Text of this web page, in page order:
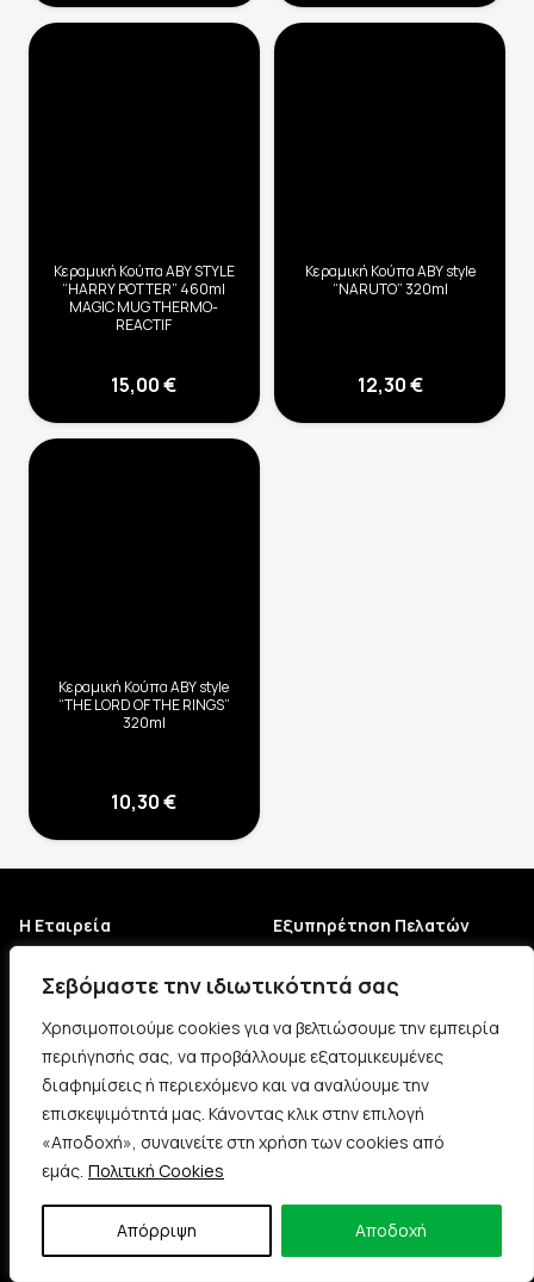
Σεβόμαστε την ιδιωτικότητά σας
Χρησιμοποιούμε cookies για να βελτιώσουμε την εμπειρία
περιήγησής σας, να προβάλλουμε εξατομικευμένες
διαφημίσεις ή περιεχόμενο και να αναλύουμε την
επισκεψιμότητά μας. Κάνοντας κλικ στην επιλογή
«Αποδοχή», συναινείτε στη χρήση των cookies από
εμάς. Πολιτική Cookies
Απόρριψη Αποδοχή
Κεραμική Κούπα ABY STYLE
“HARRY POTTER” 460ml
MAGIC MUG THERMO-
REACTIF
15,00€
Κεραμική Κούπα ABY style
“NARUTO” 320ml
12,30€
Κεραμική Κούπα ABY style
“THE LORD OF THE RINGS”
320ml
10,30€
Η Εταιρεία
Σχετικά με εμάς
Επικοινωνία
Καταστήματα
Εξυπηρέτηση Πελατών
Παρακολούθηση Παραγγελίας
Τρόποι Πληρωμής
Τρόποι Αποστολής
Πολιτική Επιστροφών
Όροι Χρήσης
Πληροφορίες